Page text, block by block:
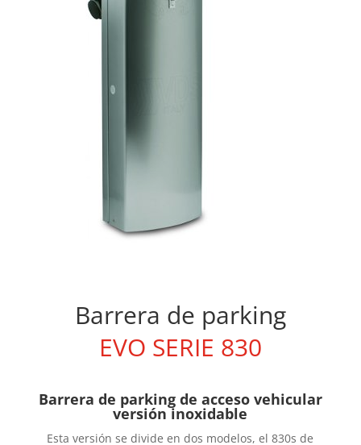
Barrera de parking
EVO SERIE 830
Barrera de parking de acceso vehicular
versión inoxidable
Esta versión se divide en dos modelos, el 830s de